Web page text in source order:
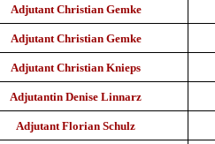
Adjutant Christian Gemke
Adjutant Christian Gemke
Adjutant Christian Knieps
Adjutantin Denise Linnarz
Adjutant Florian Schulz